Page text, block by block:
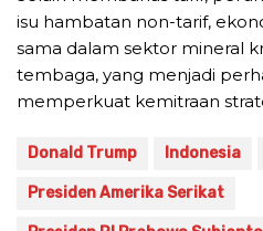
isu hambatan non-tarif,
sama dalam sektor mineral
tembaga, yang menjadi
memperkuat kemitraan
Donald Trump Indonesia
Presiden Amerika Serikat